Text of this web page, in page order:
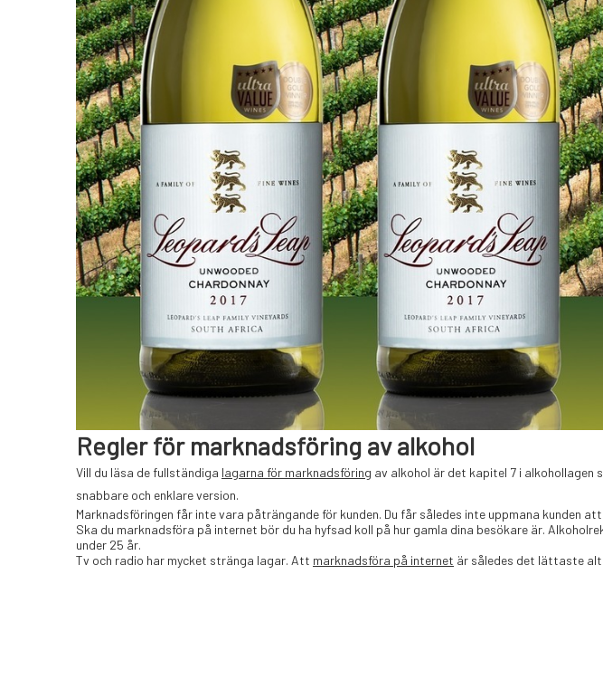
Regler för marknadsföring av alkohol
Vill du läsa de fullständiga lagarna för marknadsföring av alkohol är det kapitel 7 i alkohollagen
snabbare och enklare version.
Marknadsföringen får inte vara påträngande för kunden. Du får således inte uppmana kunden
Ska du marknadsföra på internet bör du ha hyfsad koll på hur gamla dina besökare är.
under 25 år.
Tv och radio har mycket stränga lagar. Att marknadsföra på internet är således det lättaste